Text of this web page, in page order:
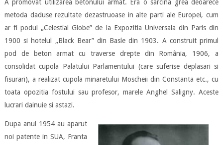
A promovat utilizarea betonului armat. Era o sarcina grea deoarece
metoda daduse rezultate dezastruoase in alte parti ale Europei, cum
ar fi podul „Celestial Globe” de la Expozitia Universala din Paris din
1900 si hotelul „Black Bear” din Basle din 1903. A construit primul
pod de beton armat cu traverse drepte din România, 1906, a
consolidat cupola Palatului Parlamentului (care suferise deplasari si
fisurari), a realizat cupola minaretului Moscheii din Constanta etc., cu
toata opozitia fostului sau profesor, marele Anghel Saligny. Aceste
lucrari dainuie si astazi.
Dupa anul 1954 au aparut
noi patente in SUA, Franta